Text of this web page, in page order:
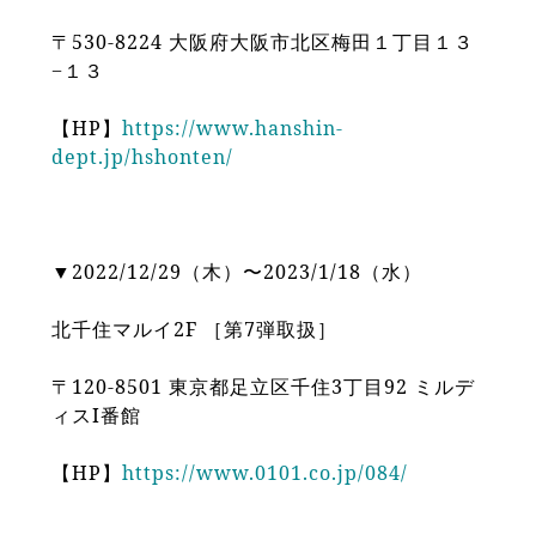
〒530-8224 大阪府大阪市北区梅田１丁目１３
−１３
【HP】 https://www.hanshin-
dept.jp/hshonten/
▼2022/12/29（木）〜2023/1/18（水）
北千住マルイ2F ［第7弾取扱］
〒120-8501 東京都足立区千住3丁目92 ミルデ
ィスI番館
【HP】 https://www.0101.co.jp/084/